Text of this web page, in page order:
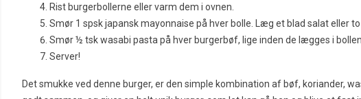
Rist burgerbollerne eller varm dem i ovnen.
Smør 1 spsk japansk mayonnaise på hver bolle. Læg et blad salat eller to
Smør ½ tsk wasabi pasta på hver burgerbøf, lige inden de lægges i bollen.
Server!
Det smukke ved denne burger, er den simple kombination af bøf, koriander,